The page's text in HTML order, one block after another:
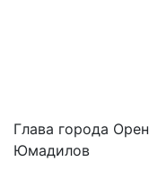
Глава
Юмадилов